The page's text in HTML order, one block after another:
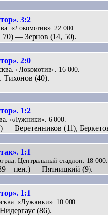
3:2
«Локомотив». 22 000.
70) — Зернов (14, 50).
2:0
«Локомотив». 16 000.
Тихонов (40).
1:2
«Лужники». 6 000.
— Веретенников (11),
1:1
Центральный стадион. 18 000.
– пен.) — Пятницкий (9).
1:1
«Лужники». 10 000.
(86).